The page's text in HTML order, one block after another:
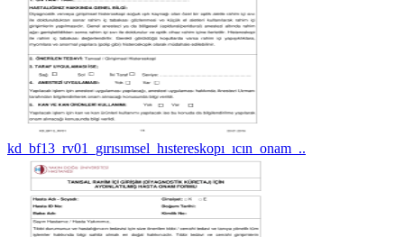
kd_bf13_rv01_gırısımsel_hıstereskopı_ıcın_onam_..